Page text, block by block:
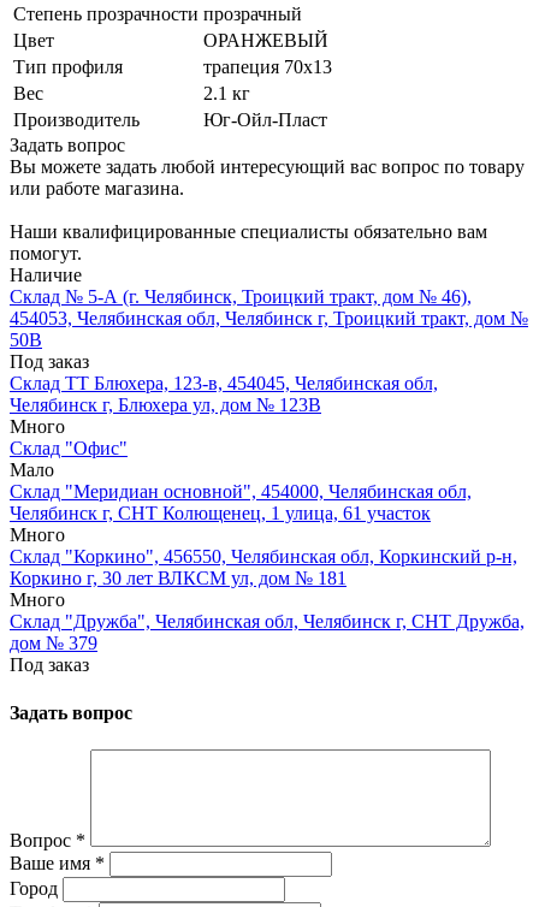
Степень прозрачности прозрачный
Цвет
ОРАНЖЕВЫЙ
Тип профиля
трапеция 70х13
Вес
2.1 кг
Производитель
Юг-Ойл-Пласт
Задать вопрос
Вы можете задать любой интересующий вас вопрос по товару
или работе магазина.
Наши квалифицированные специалисты обязательно вам
помогут.
Наличие
Склад № 5-А (г. Челябинск, Троицкий тракт, дом № 46),
454053, Челябинская обл, Челябинск г, Троицкий тракт, дом №
50В
Под заказ
Склад ТТ Блюхера, 123-в, 454045, Челябинская обл,
Челябинск г, Блюхера ул, дом № 123В
Много
Склад "Офис"
Мало
Склад "Меридиан основной", 454000, Челябинская обл,
Челябинск г, СНТ Колющенец, 1 улица, 61 участок
Много
Склад "Коркино", 456550, Челябинская обл, Коркинский р-н,
Коркино г, 30 лет ВЛКСМ ул, дом № 181
Много
Склад "Дружба", Челябинская обл, Челябинск г, СНТ Дружба,
дом № 379
Под заказ
Задать вопрос
Вопрос *
Ваше имя *
Город